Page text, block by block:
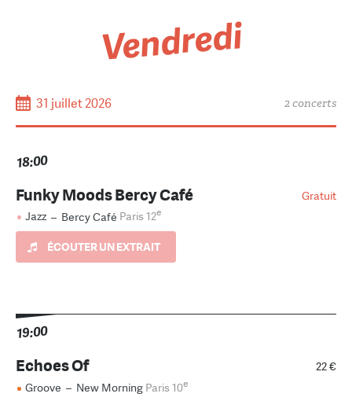
Vendredi
31 juillet 2026 2 concerts
18:00
Gratuit
Funky Moods Bercy Café
Jazz – Bercy Café Paris 12e
ÉCOUTER UN EXTRAIT
19:00
22 €
Echoes Of
Groove – New Morning Paris 10e